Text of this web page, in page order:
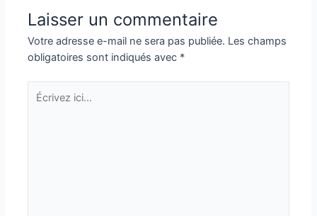
Laisser un commentaire
Votre adresse e-mail ne sera pas publiée. Les champs
obligatoires sont indiqués avec *